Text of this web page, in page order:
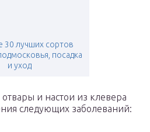
30 лучших сортов
посадка
и уход
и настои из клевера
следующих заболеваний: